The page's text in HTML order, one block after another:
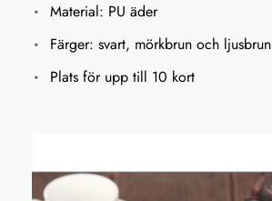
Material: PU äder
Färger: svart, mörkbrun och ljusbrun
Plats för upp till 10 kort